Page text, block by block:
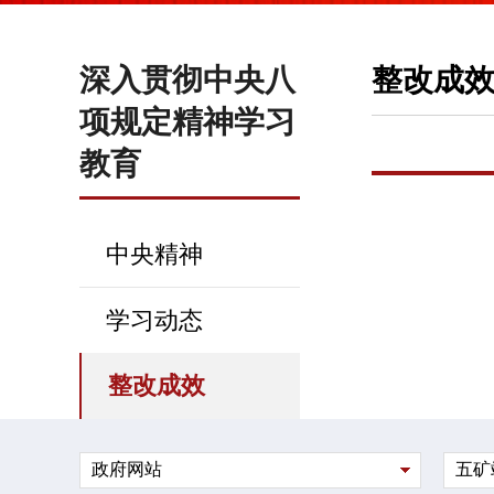
深入贯彻中央八
项规定精神学习
教育
中央精神
学习动态
整改成效
整改成效
政府网站 五